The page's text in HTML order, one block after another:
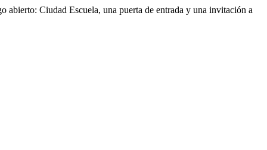
abierto: Ciudad Escuela, una puerta de entrada y una invitación a